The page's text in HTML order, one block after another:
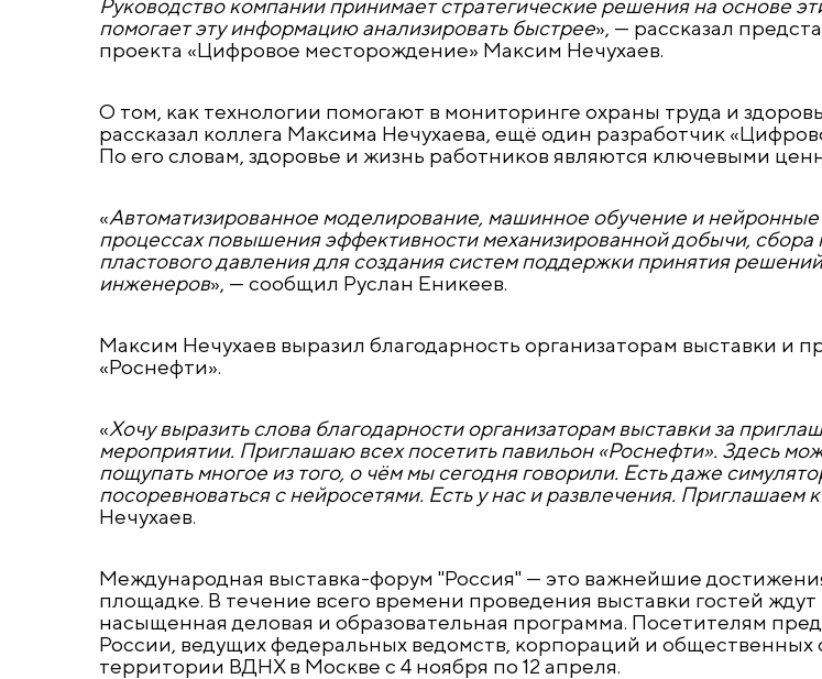
Руководство компании принимает стратегические решения на основе
помогает эту информацию анализировать быстрее», — рассказал
проекта «Цифровое месторождение» Максим Нечухаев.
О том, как технологии помогают в мониторинге охраны труда и
рассказал коллега Максима Нечухаева, ещё один разработчик
По его словам, здоровье и жизнь работников являются ключевыми
«Автоматизированное моделирование, машинное обучение и
процессах повышения эффективности механизированной добычи,
пластового давления для создания систем поддержки принятия
инженеров», — сообщил Руслан Еникеев.
Максим Нечухаев выразил благодарность организаторам выставки и
«Роснефти».
«Хочу выразить слова благодарности организаторам выставки за
мероприятии. Приглашаю всех посетить павильон «Роснефти». Здесь
пощупать многое из того, о чём мы сегодня говорили. Есть даже
посоревноваться с нейросетями. Есть у нас и развлечения. Приглашаем
Нечухаев.
Международная выставка-форум "Россия" — это важнейшие
площадке. В течение всего времени проведения выставки гостей
насыщенная деловая и образовательная программа. Посетителям
России, ведущих федеральных ведомств, корпораций и общественных
территории ВДНХ в Москве с 4 ноября по 12 апреля.